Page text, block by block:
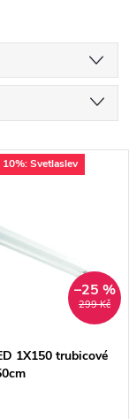
Svetlaslev
299 Kč
–25 %
1X150 trubicové